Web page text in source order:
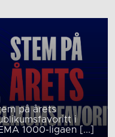
på årets
i
1000-ligaen [...]